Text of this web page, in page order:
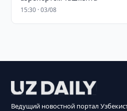
15:30 · 03/08
Ведущий новостной портал